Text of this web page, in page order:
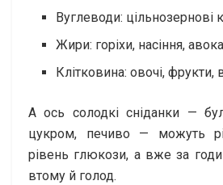
Вуглеводи: цільнозернові
Жири: горіхи, насіння,
Клітковина: овочі, фрукти,
А ось солодкі сніданки —
цукром, печиво — можуть
рівень глюкози, а вже за
втому й голод.